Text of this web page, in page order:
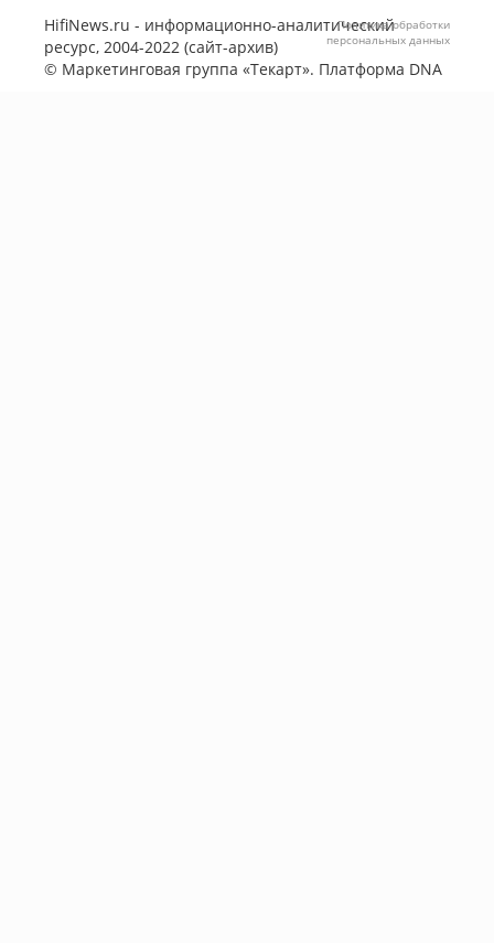
HifiNews.ru - информационно-аналитический
ресурс, 2004-2022 (сайт-архив)
© Маркетинговая группа «Текарт». Платформа DNA
Политика обработки
персональных данных